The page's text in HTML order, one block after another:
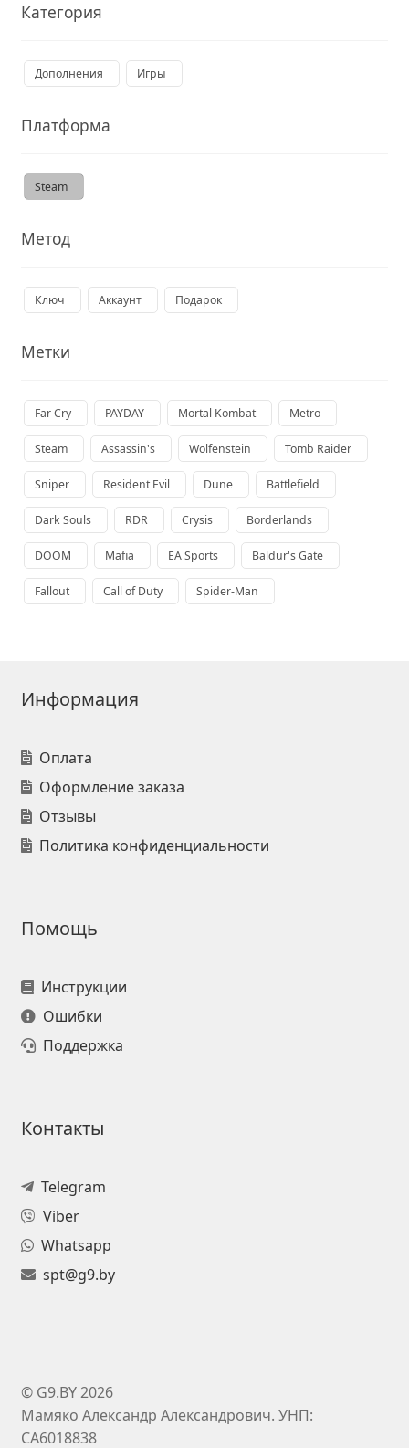
Категория
Дополнения Игры
Платформа
Steam
Метод
Ключ Аккаунт Подарок
Метки
Far Cry PAYDAY Mortal Kombat Metro
Steam Assassin's Wolfenstein Tomb Raider
Sniper Resident Evil Dune Battlefield
Dark Souls RDR Crysis Borderlands
DOOM Mafia EA Sports Baldur's Gate
Fallout Call of Duty Spider-Man
Информация
Оплата
Оформление заказа
Отзывы
Политика конфиденциальности
Помощь
Инструкции
Ошибки
Поддержка
Контакты
Telegram
Viber
Whatsapp
spt@g9.by
© G9.BY 2026
Мамяко Александр Александрович. УНП:
CA6018838